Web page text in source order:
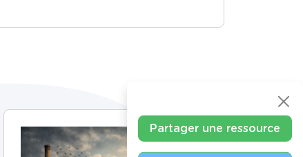
Partager une ressource